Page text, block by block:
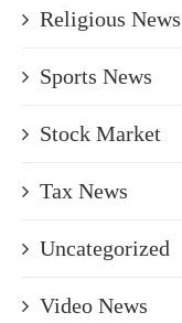
Religious News
Sports News
Stock Market
Tax News
Uncategorized
Video News